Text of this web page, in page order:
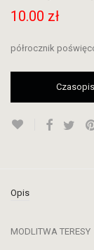
10.00 zł
półrocznik
Opis
MODLITWA TERESY